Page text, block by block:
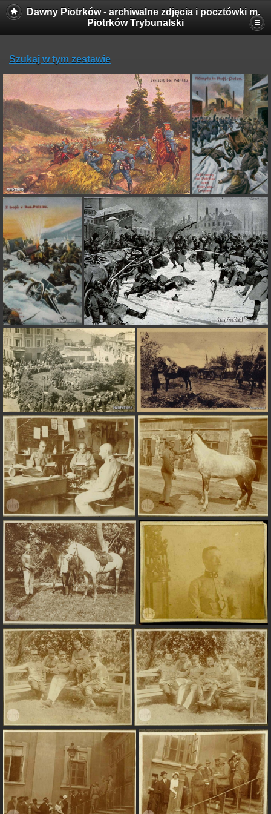
Dawny Piotrków - archiwalne zdjęcia i pocztówki m.
Piotrków Trybunalski
Szukaj w tym zestawie